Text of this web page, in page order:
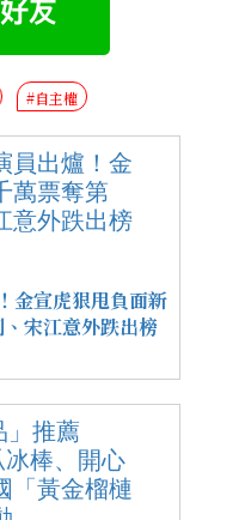
#自主權
金宣虎狠甩負面新
宋江意外跌出榜